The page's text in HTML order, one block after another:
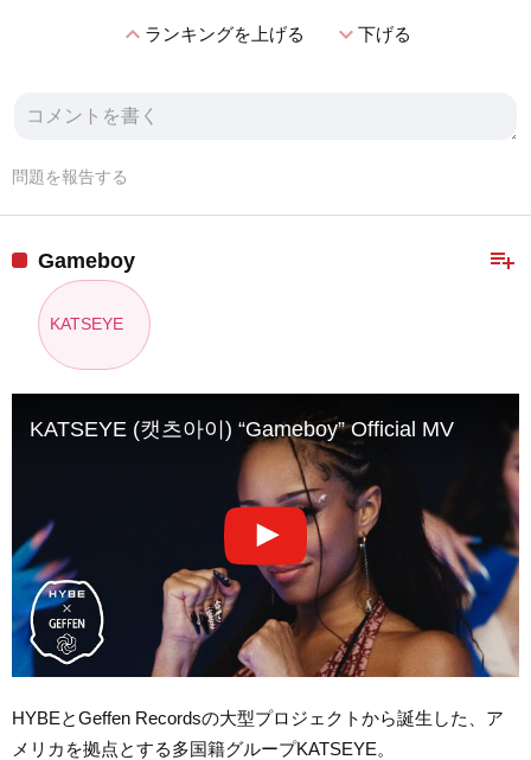
expand_lessランキングを上げる expand_more下げる
問題を報告する
playlist_add
Gameboy
KATSEYE
KATSEYE (캣츠아이) “Gameboy” Official MV
HYBEとGeffen Recordsの大型プロジェクトから誕生した、ア
メリカを拠点とする多国籍グループKATSEYE。